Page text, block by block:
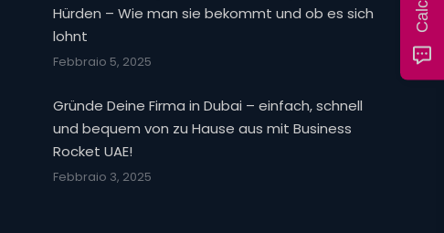
Hürden – Wie man sie bekommt und ob es sich
lohnt
Febbraio 5, 2025
Gründe Deine Firma in Dubai – einfach, schnell
und bequem von zu Hause aus mit Business
Rocket UAE!
Febbraio 3, 2025